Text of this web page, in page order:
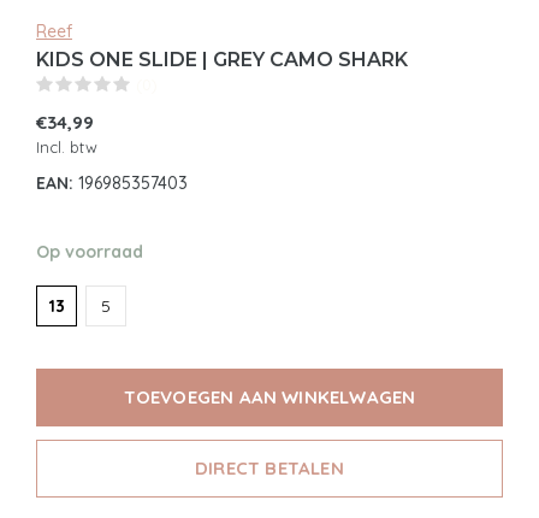
Reef
KIDS ONE SLIDE | GREY CAMO SHARK
€34,99
Incl. btw
EAN: 196985357403
Op voorraad
13 5
TOEVOEGEN AAN WINKELWAGEN
DIRECT BETALEN